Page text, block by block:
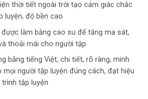
thời tiết ngoài trời tạo cảm giác chắc
luyện, độ bền cao
làm bằng cao su để tăng ma sát,
thoải mái cho người tập.
bằng tiếng Việt, chi tiết, rõ ràng, minh
mọi người tập luyện đúng cách, đạt hiệu
tập luyện